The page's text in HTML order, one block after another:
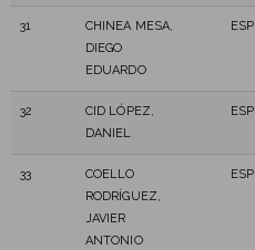
31
CHINEA MESA,
DIEGO
EDUARDO
ESP
32
CID LÓPEZ,
DANIEL
ESP
33
COELLO
RODRÍGUEZ,
JAVIER
ANTONIO
ESP